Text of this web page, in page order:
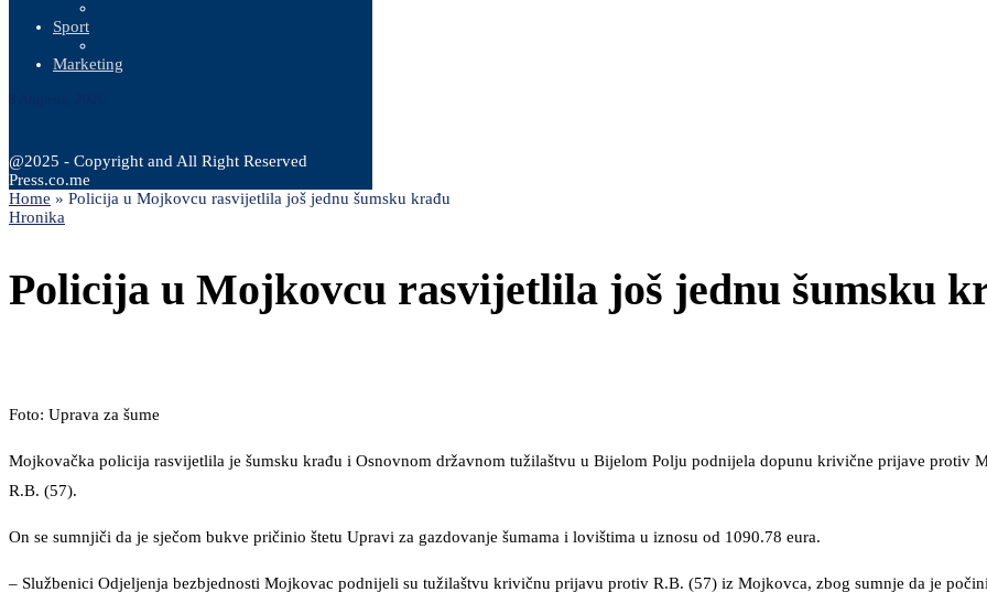
Sport
Marketing
@2025 - Copyright and All Right Reserved
Press.co.me
Home » Policija u Mojkovcu rasvijetlila još jednu šumsku krađu
Hronika
Policija u Mojkovcu rasvijetlila još jednu šumsku
Foto: Uprava za šume
Mojkovačka policija rasvijetlila je šumsku krađu i Osnovnom državnom tužilaštvu u Bijelom Polju podnijela dopunu krivične prijave protiv
R.B. (57).
On se sumnjiči da je sječom bukve pričinio štetu Upravi za gazdovanje šumama i lovištima u iznosu od 1090.78 eura.
– Službenici Odjeljenja bezbjednosti Mojkovac podnijeli su tužilaštvu krivičnu prijavu protiv R.B. (57) iz Mojkovca, zbog sumnje da je